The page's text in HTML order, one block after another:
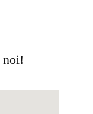
noi!